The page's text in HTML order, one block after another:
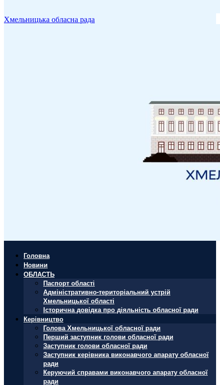
Хмельницька обласна рада
Головна
Новини
ОБЛАСТЬ
Паспорт області
Адміністративно-територіальний устрій
Хмельницької області
Історична довідка про діяльність обласної ради
Керівництво
Голова Хмельницької обласної ради
Перший заступник голови обласної ради
Заступник голови обласної ради
Заступник керівника виконавчого апарату обласної
ради
Керуючий справами виконавчого апарату обласної
ради